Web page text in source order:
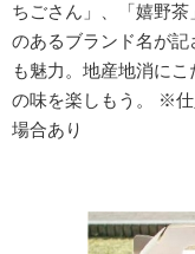
ちごさん」、「嬉野
のあるブランド名が
も魅力。地産地消に
の味を楽しもう。 ※
場合あり